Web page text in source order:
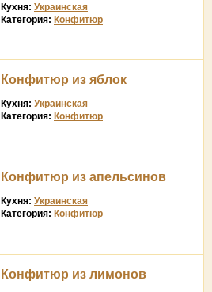
Кухня: Украинская
Категория: Конфитюр
Конфитюр из яблок
Кухня: Украинская
Категория: Конфитюр
Конфитюр из апельсинов
Кухня: Украинская
Категория: Конфитюр
Конфитюр из лимонов